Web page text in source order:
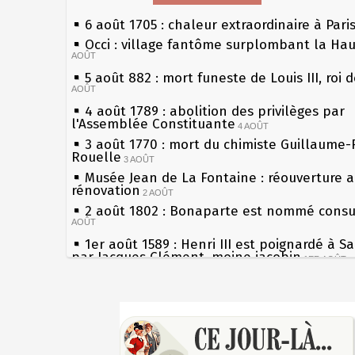
6 août 1705 : chaleur extraordinaire à Paris
Occi : village fantôme surplombant la
AOÛT
5 août 882 : mort funeste de Louis III, roi
AOÛT
4 août 1789 : abolition des privilèges par
l'Assemblée Constituante 4 AOÛT
3 août 1770 : mort du chimiste Guillaume-
Rouelle 3 AOÛT
Musée Jean de La Fontaine : réouverture
rénovation 2 AOÛT
2 août 1802 : Bonaparte est nommé
AOÛT
1er août 1589 : Henri III est poignardé à
par Jacques Clément, moine jacobin 1ER AOÛT
Chocolat Poulain 30 JUILLET
29 juillet 1881 : loi sur la liberté de la
les siècles
27 mai 1610 : supplice de François
du roi Henri IV